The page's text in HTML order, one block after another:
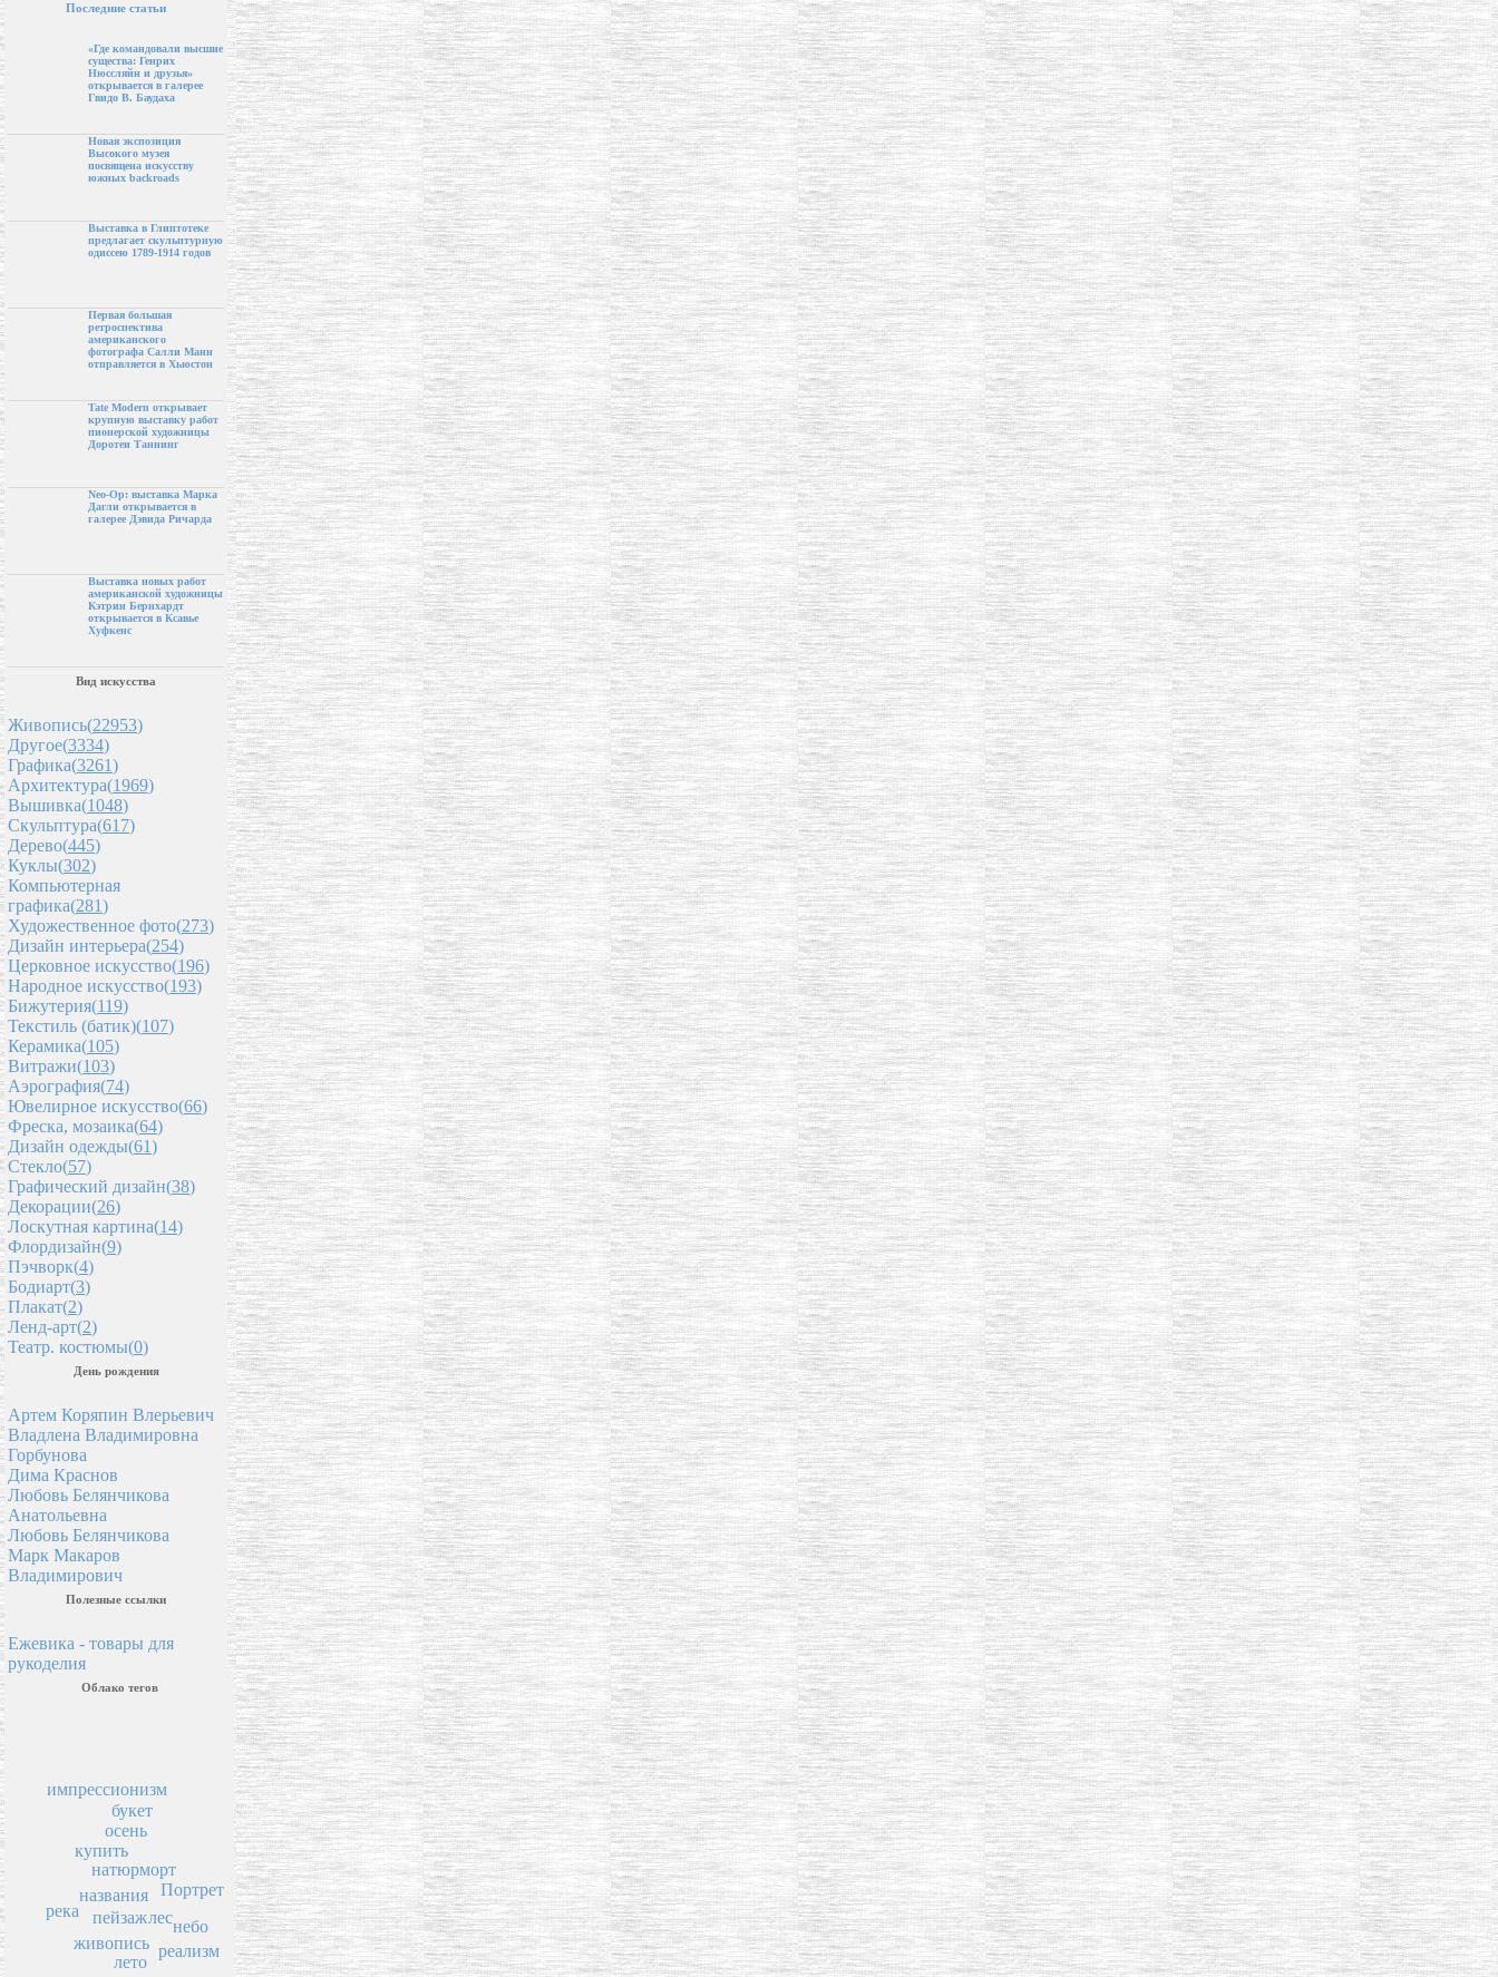
Последние статьи
«Где командовали высшие
существа: Генрих
Нюссляйн и друзья»
открывается в галерее
Гвидо В. Баудаха
Новая экспозиция
Высокого музея
посвящена искусству
южных backroads
Выставка в Глиптотеке
предлагает скульптурную
одиссею 1789-1914 годов
Первая большая
ретроспектива
американского
фотографа Салли Манн
отправляется в Хьюстон
Tate Modern открывает
крупную выставку работ
пионерской художницы
Доротеи Таннинг
Neo-Op: выставка Марка
Дагли открывается в
галерее Дэвида Ричарда
Выставка новых работ
американской художницы
Кэтрин Бернхардт
открывается в Ксавье
Хуфкенс
Вид искусства
Живопись(22953)
Другое(3334)
Графика(3261)
Архитектура(1969)
Вышивка(1048)
Скульптура(617)
Дерево(445)
Куклы(302)
Компьютерная
графика(281)
Художественное фото(273)
Дизайн интерьера(254)
Церковное искусство(196)
Народное искусство(193)
Бижутерия(119)
Текстиль (батик)(107)
Керамика(105)
Витражи(103)
Аэрография(74)
Ювелирное искусство(66)
Фреска, мозаика(64)
Дизайн одежды(61)
Стекло(57)
Графический дизайн(38)
Декорации(26)
Лоскутная картина(14)
Флордизайн(9)
Пэчворк(4)
Бодиарт(3)
Плакат(2)
Ленд-арт(2)
Театр. костюмы(0)
День рождения
Артем Коряпин Влерьевич
Владлена Владимировна
Горбунова
Дима Краснов
Любовь Белянчикова
Анатольевна
Любовь Белянчикова
Марк Макаров
Владимирович
Полезные ссылки
Ежевика - товары для
рукоделия
Облако тегов
пейзаж
названия
живопись
лето
натюрморт
купить
лес
осень
букет
река
реализм
небо
импрессионизм
Портрет